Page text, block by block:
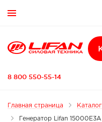

8 800 550-55-14
Главная страница Каталог
Генератор Lifan 15000E3A